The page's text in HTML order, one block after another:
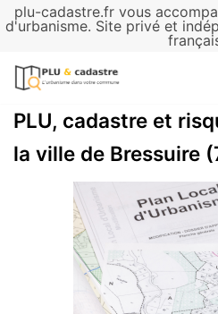
plu-cadastre.fr vous
d'urbanisme. Site privé et
Aller
contenu
PLU, cadastre et
la ville de Bressuire